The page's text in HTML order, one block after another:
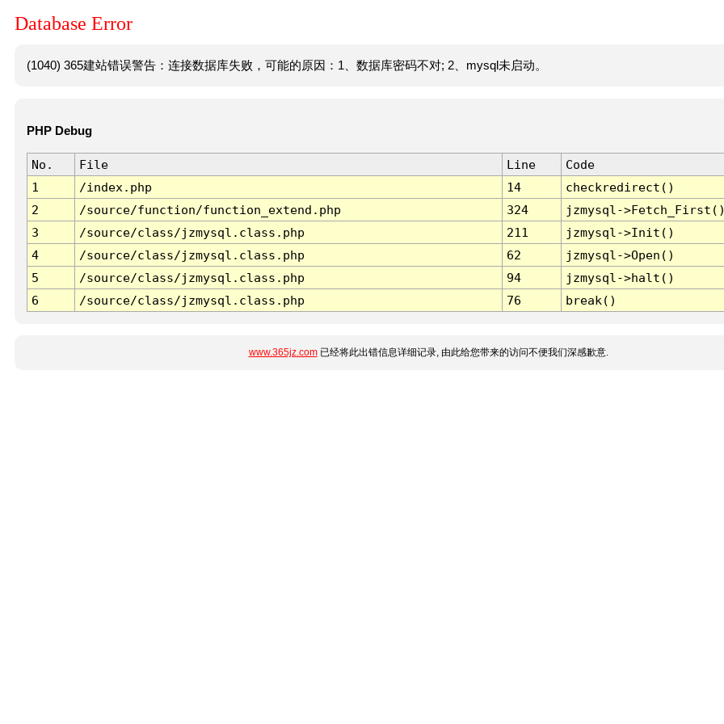
Database Error
(1040) 365建站错误警告：连接数据库失败，可能的原因：1、数据库密码不对; 2、mysql未启动。
PHP Debug
No. File Line
Code
1
/index.php 14
checkredirect()
2
/source/function/function_extend.php 324
jzmysql-
3
/source/class/jzmysql.class.php 211
jzmysql->Init()
4
/source/class/jzmysql.class.php 62
jzmysql->Open()
5
/source/class/jzmysql.class.php 94
jzmysql->halt()
6
/source/class/jzmysql.class.php 76 break()
www.365jz.com已经将此出错信息详细记录, 由此给您带来的访问不便我们深感歉意.